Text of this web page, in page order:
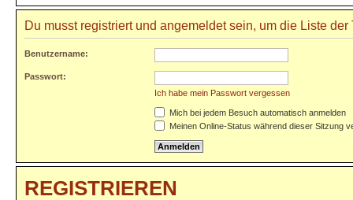
Du musst registriert und angemeldet sein, um die Liste
Benutzername:
Passwort:
Ich habe mein Passwort vergessen
Mich bei jedem Besuch automatisch anmelden
Meinen Online-Status während dieser Sitzung
REGISTRIEREN